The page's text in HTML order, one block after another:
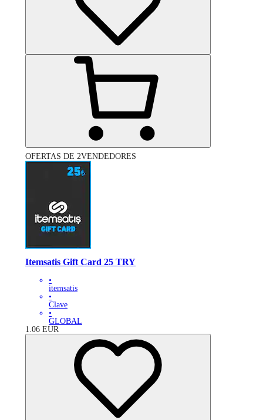
OFERTAS DE 2VENDEDORES
Itemsatis Gift Card 25 TRY
•
itemsatis
•
Clave
•
GLOBAL
1.06 EUR